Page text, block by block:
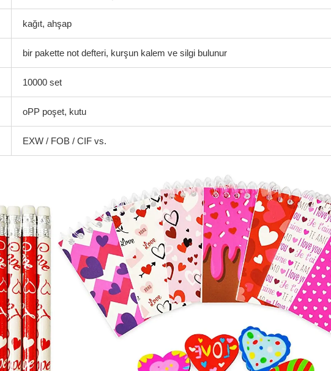
kağıt, ahşap
bir pakette not defteri, kurşun kalem ve silgi bulunur
10000 set
oPP poşet, kutu
EXW / FOB / CIF vs.